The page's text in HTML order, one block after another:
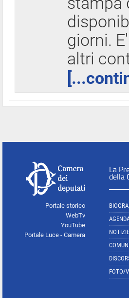
giorni.
altri
Portale storico
WebTv
YouTube
Portale Luce - Camera
La
della
NOTIZIE
FOTO/